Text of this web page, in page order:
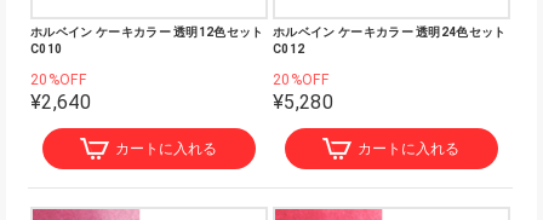
ホルベイン ケーキカラー 透明12色セット
C010
20%OFF
¥2,640
カートに入れる
ホルベイン ケーキカラー 透明24色セット
C012
20%OFF
¥5,280
カートに入れる